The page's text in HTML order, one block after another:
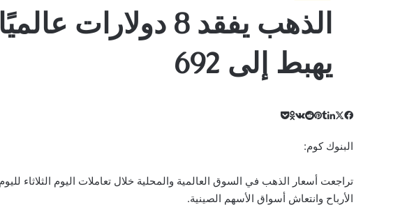
يهبط إلى 692
فيسبوك‫Xلينكدإن
بينتيريست
Odnoklassniki
‫Pocket
البنوك كوم:
تراجعت أسعار الذهب في السوق العالمية والمحلية خلال تعاملات اليوم الثلاثاء
الأرباح وانتعاش أسواق الأسهم الصينية.